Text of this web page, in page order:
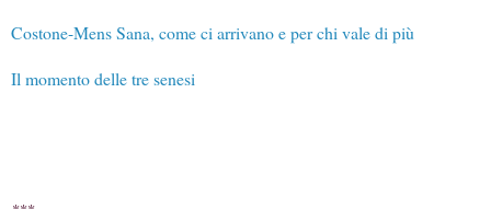
Costone-Mens Sana, come ci arrivano e per chi vale di più
Il momento delle tre senesi